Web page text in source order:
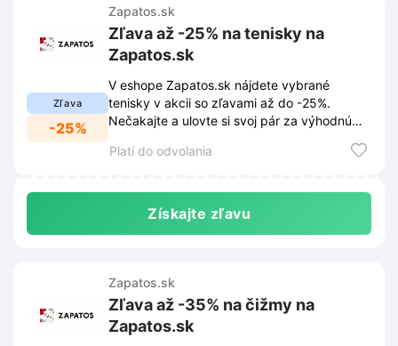
Zľava
-25%
Zapatos.sk
Zľava až -25% na tenisky na
Zapatos.sk
V eshope Zapatos.sk nájdete vybrané
tenisky v akcii so zľavami až do -25%.
Nečakajte a ulovte si svoj pár za výhodnú
Platí do odvolania
Získajte zľavu
Zapatos.sk
Zľava až -35% na čižmy na
Zapatos.sk